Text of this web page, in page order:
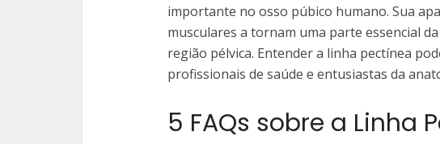
importante no osso púbico humano. Sua
musculares a tornam uma parte essencial
região pélvica. Entender a linha pectínea
profissionais de saúde e entusiastas da
5 FAQs sobre a Linha